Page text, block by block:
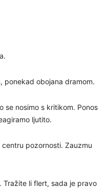
ponekad obojana dramom.
se nosimo s kritikom. Ponos
ljutito.
pozornosti. Zauzmu
Tražite li flert, sada je pravo